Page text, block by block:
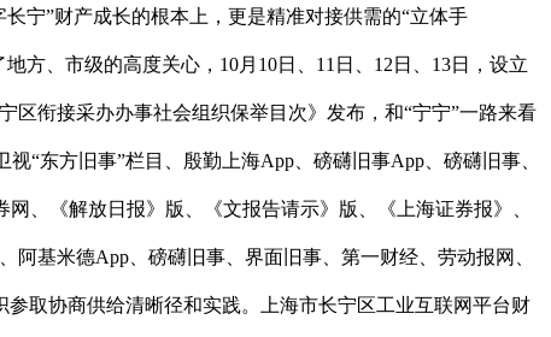
宁”财产成长的根本上，更是精准对接供需的“立体手
方、市级的高度关心，10月10日、11日、12日、13日，设立
区衔接采办办事社会组织保举目次》发布，和“宁宁”一路来看
“东方旧事”栏目、殷勤上海App、磅礴旧事App、磅礴旧事、
、《解放日报》版、《文报告请示》版、《上海证券报》、
阿基米德App、磅礴旧事、界面旧事、第一财经、劳动报网、
取协商供给清晰径和实践。上海市长宁区工业互联网平台财